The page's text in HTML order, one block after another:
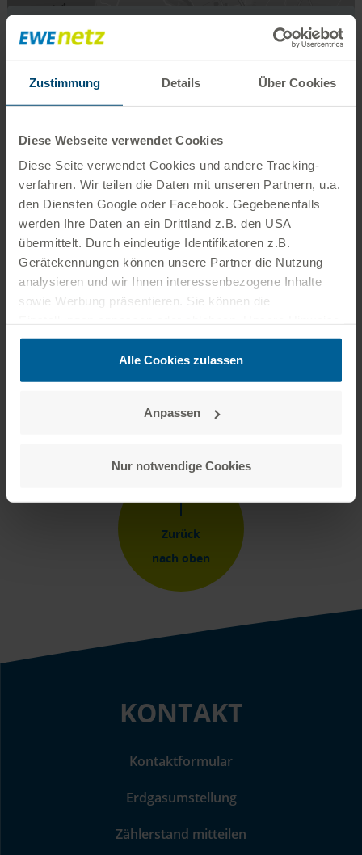
Zustimmung Details Über Cookies
Diese Webseite verwendet Cookies
Diese Seite verwendet Cookies und andere Tracking­
verfahren. Wir teilen die Daten mit unseren Partnern, u.a.
den Diensten Google oder Facebook. Gegebenenfalls
werden Ihre Daten an ein Drittland z.B. den USA
übermittelt. Durch eindeutige Identifikatoren z.B.
Gerätekennungen können unsere Partner die Nutzung
analysieren und wir Ihnen interessenbezogene Inhalte
sowie Werbung präsentieren. Sie können die
zum Datenschutz finden Sie auf derDatenschutzseite.
Zusätzlich können Sie unter folgendem Link das
Impressum aufrufen:zum Impressum
Alle Cookies zulassen
Anpassen
Nur notwendige Cookies
Externe Inhalte aktivieren
An dieser Stelle wird eine interaktive Karte eines
externen Anbieters eingebunden. Ich bin damit
Drittplattformen übermittelt werden. Mehr dazu in
unserer Datenschutzerklärung.
Kartendienst ist deaktiviert
KONTAKT
Kontaktformular
Erdgasumstellung
Zählerstand mitteilen
Zurück
nach oben